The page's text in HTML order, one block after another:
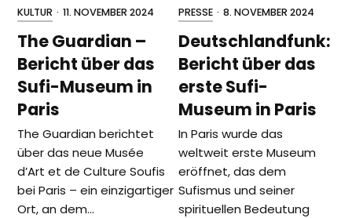
KULTUR · 11. NOVEMBER 2024
The Guardian –
Bericht über das
Sufi-Museum in
Paris
The Guardian berichtet
über das neue Musée
d’Art et de Culture Soufis
bei Paris – ein einzigartiger
Ort, an dem…
PRESSE · 8. NOVEMBER 2024
Deutschlandfunk:
Bericht über das
erste Sufi-
Museum in Paris
In Paris wurde das
weltweit erste Museum
eröffnet, das dem
Sufismus und seiner
spirituellen Bedeutung